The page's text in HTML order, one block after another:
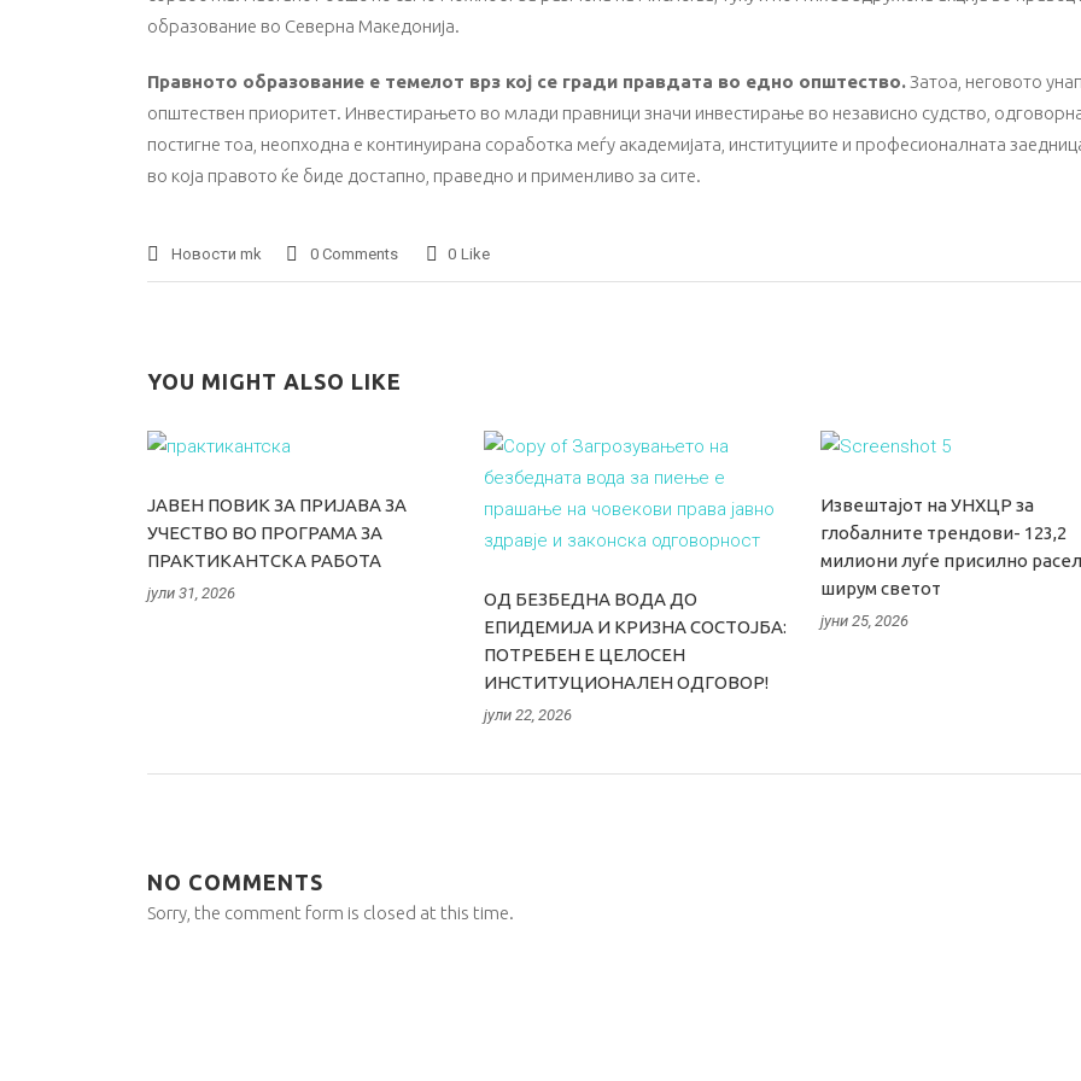
образование во Северна Македонија.
Правното образование е темелот врз кој се гради правдата во едно општество.Затоа, неговото
општествен приоритет. Инвестирањето во млади правници значи инвестирање во независно судство,
постигне тоа, неопходна е континуирана соработка меѓу академијата, институциите и професионалната
во која правото ќе биде достапно, праведно и применливо за сите.
Новости mk 0 Comments 0 Like
YOU MIGHT ALSO LIKE
ЈАВЕН ПОВИК ЗА ПРИЈАВА ЗА
УЧЕСТВО ВО ПРОГРАМА ЗА
ПРАКТИКАНТСКА РАБОТА
јули 31, 2026
ОД БЕЗБЕДНА ВОДА ДО
ЕПИДЕМИЈА И КРИЗНА СОСТОЈБА:
ПОТРЕБЕН Е ЦЕЛОСЕН
ИНСТИТУЦИОНАЛЕН ОДГОВОР!
јули 22, 2026
Извештајот на УНХЦР за
глобалните трендови- 123,2
милиони луѓе присилно
ширум светот
јуни 25, 2026
NO COMMENTS
Sorry, the comment form is closed at this time.